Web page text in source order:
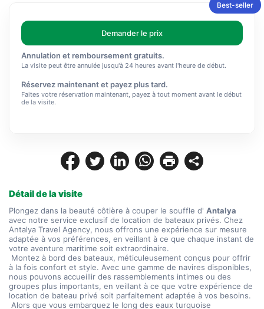
Détail de la visite
Plongez dans la beauté côtière à couper le souffle d' Antalya
avec notre service exclusif de location de bateaux privés. Chez
Antalya Travel Agency, nous offrons une expérience sur mesure
adaptée à vos préférences, en veillant à ce que chaque instant de
votre aventure maritime soit extraordinaire.
à la fois confort et style. Avec une gamme de navires disponibles,
nous pouvons accueillir des rassemblements intimes ou des
groupes plus importants, en veillant à ce que votre expérience de
location de bateau privé soit parfaitement adaptée à vos besoins.
Best-seller
Demander le prix
Annulation et remboursement gratuits.
La visite peut être annulée jusqu'à 24 heures avant l'heure de début.
Réservez maintenant et payez plus tard.
Faites votre réservation maintenant, payez à tout moment avant le début
de la visite.